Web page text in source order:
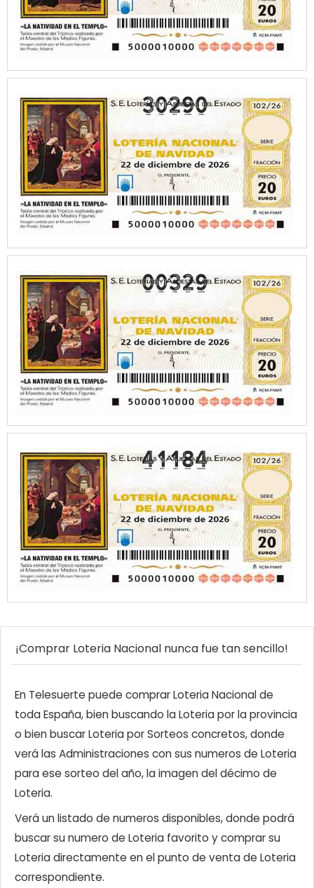
30290
00329
41184
¡Comprar Loteria Nacional nunca fue tan sencillo!
En Telesuerte puede comprar Loteria Nacional de
toda España, bien buscando la Loteria por la provincia
o bien buscar Loteria por Sorteos concretos, donde
verá las Administraciones con sus numeros de Loteria
para ese sorteo del año, la imagen del décimo de
Loteria.
Verá un listado de numeros disponibles, donde podrá
buscar su numero de Loteria favorito y comprar su
Loteria directamente en el punto de venta de Loteria
correspondiente.